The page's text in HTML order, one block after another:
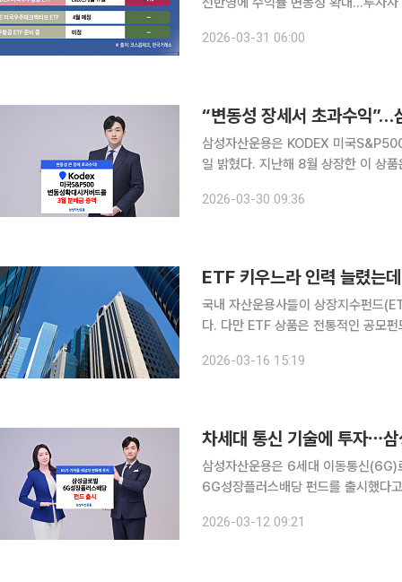
2026-03-31 06:00
“변동성 장세서 초과수익”…
삼성자산운용은 KODEX 미국
일 밝혔다. 지난해 8월 상장한 이 상품은 변동성 관리 기반의 조건부 커버드콜 상품이다. 중동 분쟁
2026-03-30 09:36
ETF 키우느라 인력 늘렸는
국내 자산운용사들이 상장지수펀드
다. 다만 ETF 상품은 전통적인 공모
의 금융투자업무 담당자는 2024년
2026-03-16 15:19
차세대 통신 기술에 투자⋯
삼성자산운용은 6세대 이동통신(6G)
6G성장플러스배당 펀드를 출시했다고 12일 밝혔다. 삼성글로벌6G성
기업 외에도 안정적인 배당을 제공하
2026-03-12 09:21